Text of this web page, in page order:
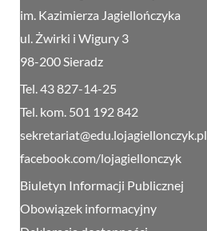
im. Kazimierza Jagiellończyka
ul. Żwirki i Wigury 3
98-200 Sieradz
Tel. 43 827-14-25
Tel. kom. 501 192 842
sekretariat@edu.lojagiellonczyk.pl
facebook.com/lojagiellonczyk
Biuletyn Informacji Publicznej
Obowiązek informacyjny